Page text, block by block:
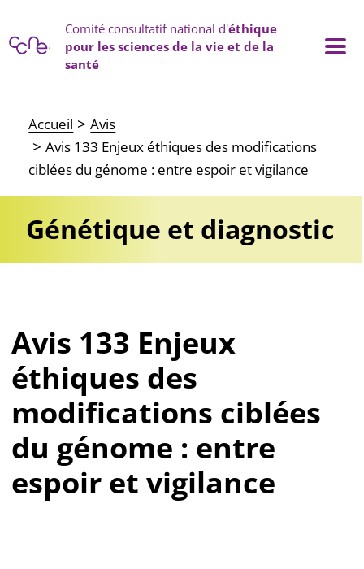
Comité consultatif national d'éthique
pour les sciences de la vie et de la
santé
Main navigation
Accueil
Avis
Avis 133 Enjeux éthiques des modifications
ciblées du génome : entre espoir et vigilance
Génétique et diagnostic
Avis 133 Enjeux
éthiques des
modifications ciblées
du génome : entre
espoir et vigilance